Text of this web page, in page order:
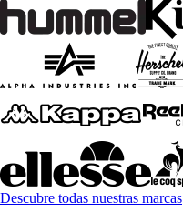
Descubre todas nuestras marcas